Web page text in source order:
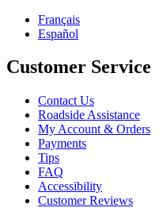
Français
Español
Customer Service
Contact Us
Roadside Assistance
My Account & Orders
Payments
Tips
FAQ
Accessibility
Customer Reviews